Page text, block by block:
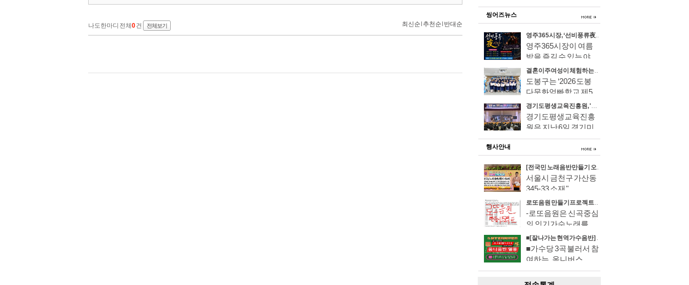
씽어즈뉴스
영주365시장, ‘선비풍류 夜시장’ 8월 7일 전격 개장!
영주365시장이 여름
밤을 즐길 수 있는 야..
결혼이주여성이 체험하는 우리 아이 학교 생활, '도봉다문화엄빠학교' 제5기 졸업식 성료
도봉구는 ‘2026 도봉
다문화엄빠학교 제5..
경기도평생교육진흥원, '같이' 보는 '가치' 있는 영어뮤지컬 무료 공연
경기도평생교육진흥
원은 지난 6일 경기미..
행사안내
[전국민 노래 음반만들기 오디션] 행사에 초대합니다
서울시 금천구 가산동
345-33 소재 "..
로또음원 만들기프로젝트에 초대
-로또음원은 신곡중심
의 인기가수노래를 ..
■[잘나가는 현역가수 음반] 및 [불후의 명품보이스 음반] 인기리에 참가자 접수중
■가수당 3곡 불러서 참
여하는, 옴니버스..